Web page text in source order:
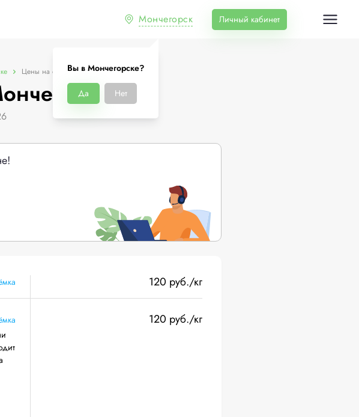
Мончегорск
Вы в Мончегорске?
Да Нет
Личный кабинет
Цены на свинец
120 руб./кг
120 руб./кг